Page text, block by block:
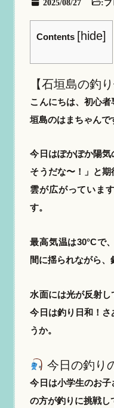
2025/08/27 :
Contents [hide]
【石垣島の釣
こんにちは、初心
垣島のはまちゃんで
今日はぽかぽか陽
そうだな〜！」と
雲が広がっていま
す。
最高気温は30°Cで
間に揺られながら、
水面には光が反射し
今日は釣り日和！
うか。
今日の釣り
今日は小学生のお
の方が釣りに挑戦し